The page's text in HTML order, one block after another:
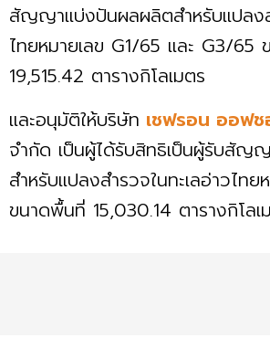
สัญญาแบ่งปันผลผลิตสำหรับแปลงส
ไทยหมายเลข G1/65 และ G3/65
19,515.42 ตารางกิโลเมตร
และอนุมัติให้บริษัท เชฟรอน ออฟช
จำกัด เป็นผู้ได้รับสิทธิเป็นผู้รับสัญ
สำหรับแปลงสำรวจในทะเลอ่าวไท
ขนาดพื้นที่ 15,030.14 ตารางกิโลเ